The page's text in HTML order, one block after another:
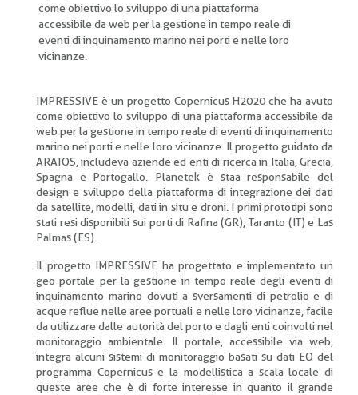
come obiettivo lo sviluppo di una piattaforma
accessibile da web per la gestione in tempo reale di
eventi di inquinamento marino nei porti e nelle loro
vicinanze.
IMPRESSIVE è un progetto Copernicus H2020 che ha avuto
come obiettivo lo sviluppo di una piattaforma accessibile da
web per la gestione in tempo reale di eventi di inquinamento
marino nei porti e nelle loro vicinanze. Il progetto guidato da
ARATOS, includeva aziende ed enti di ricerca in Italia, Grecia,
Spagna e Portogallo. Planetek è staa responsabile del
design e sviluppo della piattaforma di integrazione dei dati
da satellite, modelli, dati in situ e droni. I primi prototipi sono
stati resi disponibili sui porti di Rafina (GR), Taranto (IT) e Las
Palmas (ES).
Il progetto IMPRESSIVE ha progettato e implementato un
geo portale per la gestione in tempo reale degli eventi di
inquinamento marino dovuti a sversamenti di petrolio e di
acque reflue nelle aree portuali e nelle loro vicinanze, facile
da utilizzare dalle autorità del porto e dagli enti coinvolti nel
monitoraggio ambientale. Il portale, accessibile via web,
integra alcuni sistemi di monitoraggio basati su dati EO del
programma Copernicus e la modellistica a scala locale di
queste aree che è di forte interesse in quanto il grande